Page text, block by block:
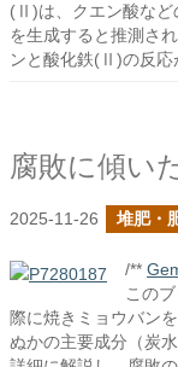
(Ⅱ)は、クエン酸など
を生成すると推測さ
ンと酸化鉄(Ⅱ)の反応
2025-11-26 堆肥・
/**
この
際に焼きミョウバン
ぬかの主要成分（炭